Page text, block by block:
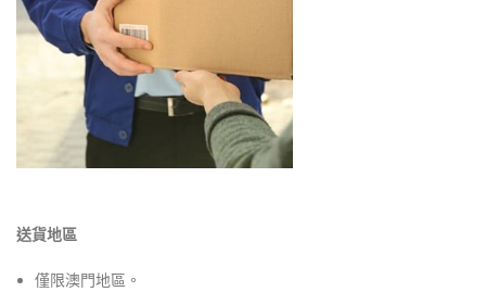
送貨地區
僅限澳門地區。